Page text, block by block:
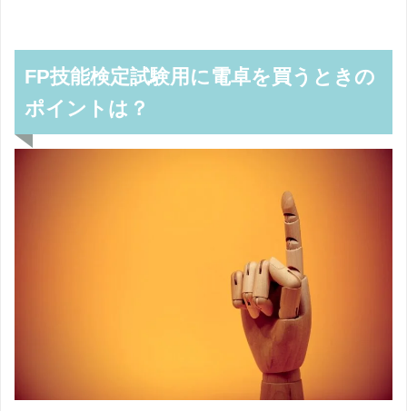
FP技能検定試験用に電卓を買うときの
ポイントは？